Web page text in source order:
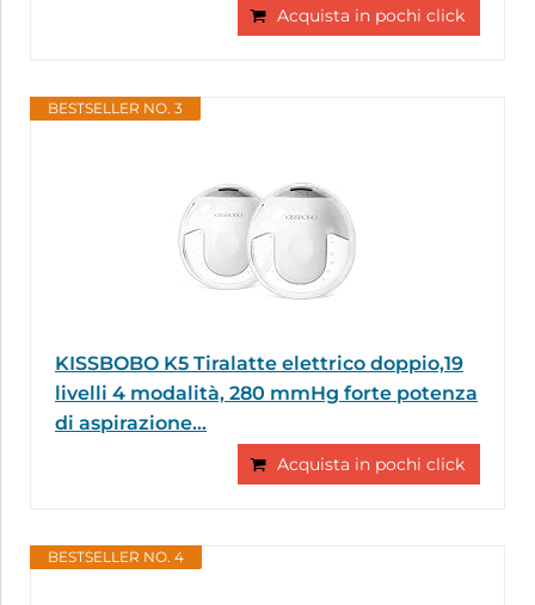
Acquista in pochi click
BESTSELLER NO. 3
KISSBOBO K5 Tiralatte elettrico doppio,19
livelli 4 modalità, 280 mmHg forte potenza
di aspirazione...
Acquista in pochi click
BESTSELLER NO. 4